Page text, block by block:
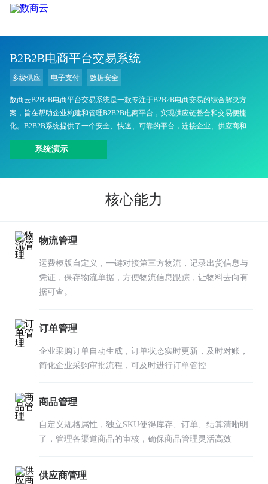
B2B2B电商平台交易系统
多级供应 电子支付 数据安全
数商云B2B2B电商平台交易系统是一款专注于B2B2B电商交易的综合解决方
案，旨在帮助企业构建和管理B2B2B电商平台，实现供应链整合和交易便捷
化。B2B2B系统提供了一个安全、快速、可靠的平台，连接企业、供应商和分
销商，促进商业合作和交易。
系统演示
核心能力
物流管理
运费模版自定义，一键对接第三方物流，记录出货信息与
凭证，保存物流单据，方便物流信息跟踪，让物料去向有
据可查。
订单管理
企业采购订单自动生成，订单状态实时更新，及时对账，
简化企业采购审批流程，可及时进行订单管控
商品管理
自定义规格属性，独立SKU使得库存、订单、结算清晰明
了，管理各渠道商品的审核，确保商品管理灵活高效
供应商管理